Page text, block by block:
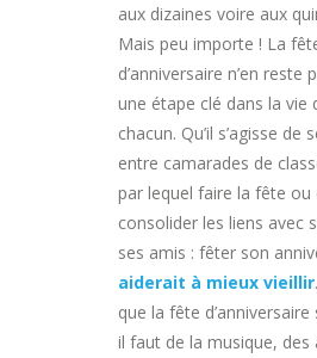
aux dizaines voire aux
Mais peu importe ! La
d’anniversaire n’en reste
une étape clé dans la vie
chacun. Qu’il s’agisse de
entre camarades de
par lequel faire la fête
consolider les liens avec
ses amis : fêter son
aiderait à mieux vieillir
que la fête
il faut de la musique, des